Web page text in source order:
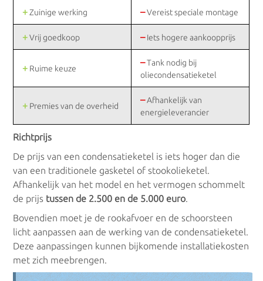
+Zuinige werking –Vereist speciale montage
+Vrij goedkoop –Iets hogere aankoopprijs
+Ruime keuze
–Tank nodig bij
oliecondensatieketel
+Premies van de overheid
–Afhankelijk van
energieleverancier
Richtprijs
De prijs van een condensatieketel is iets hoger dan die
van een traditionele gasketel of stookolieketel.
Afhankelijk van het model en het vermogen schommelt
de prijs tussen de 2.500 en de 5.000 euro.
Bovendien moet je de rookafvoer en de schoorsteen
licht aanpassen aan de werking van de condensatieketel.
Deze aanpassingen kunnen bijkomende installatiekosten
met zich meebrengen.